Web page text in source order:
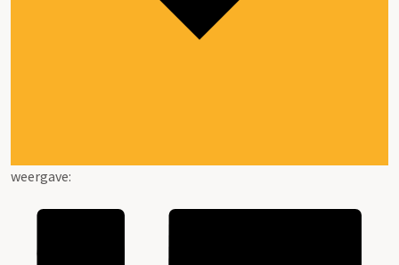
weergave: